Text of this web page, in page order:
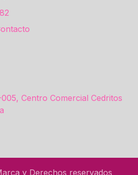
Centro Comercial Cedritos
y Derechos reservados